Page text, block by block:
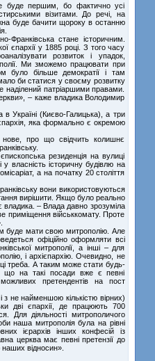
буде першим, бо фактично усі
візитами. До речі, на
буде бачити щороку в останню
Франківська стане історичним.
єпархії у 1885 році. З того часу
розвиток і упадок,
Ми зможемо працювати при
було більше демократії і там
би статися у своєму розвитку
наділений патріаршими правами.
– каже владика Володимир
в Україні (Києво-Галицька), а три
яка формально є окремою
про що свідчить колишнє
резиденція на вулиці
власність історичну будівлю на
а на початку 20 століття
вони використовуються
вирішити. Якщо було реально
владика. – Влада давно зрозуміла
приміщення військкомату. Проте
буде мати свою митрополію. Але
офіційно оформляти всі
митрополії, а інші – для
і архієпархію. Очевидно, не
треба. А таким може стати будь-
що на такі посади вже є певні
претендентів на пост
не найменшою кількістю вірних)
дві єпархії, де працюють 700
Для діяльності митрополичого
наша митрополія була на рівні
ієрархів інших конфесій із
церква має певні претензії до
відносин».